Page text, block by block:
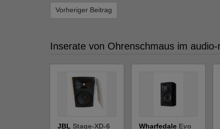
Vorheriger Beitrag
Inserate von Ohrenschmaus im
JBL Stage-XD-6 Wharfedale Evo